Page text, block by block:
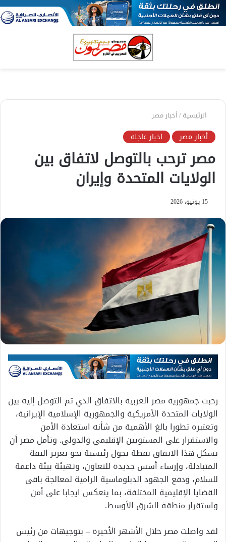
الرئيسية/أخبار مصر
أخبار مصر اخبار عاجله
مصر ترحب بالتوصل لاتفاق بين
الولايات المتحدة وإيران
15 يونيو، 2026
رحبت جمهورية مصر العربية بالاتفاق الذي تم التوصل إليه بين
الولايات المتحدة الأمريكية والجمهورية الإسلامية الإيرانية،
وتعتبره تطورا بالغ الأهمية من شأنه استعادة الأمن
والاستقرار على المستويين الإقليمي والدولي. وتأمل مصر أن
يشكل هذا الاتفاق نقطة تحول رئيسية نحو تعزيز الثقة
المتبادلة، وإرساء أسس جديدة للتعاون، وتهيئة بيئة داعمة
للسلام، ودفع الجهود الدبلوماسية الرامية لمعالجة باقى
القضايا الإقليمية المختلفة، بما ينعكس ايجابا على أمن
واستقرار منطقة الشرق الأوسط.
لقد واصلت مصر خلال الأشهر الأخيرة – بتوجيهات من رئيس